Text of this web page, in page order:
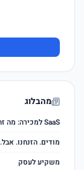
מהבלוג
SaaS למכירה: מה זה בכלל, ולמה MRR שווה יותר מכל מדד אחר
מודים. הזנחנו.
משקיע לעסק